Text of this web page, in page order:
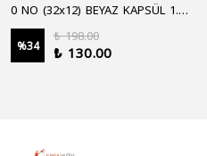
%34
₺ 198.00
₺ 130.00